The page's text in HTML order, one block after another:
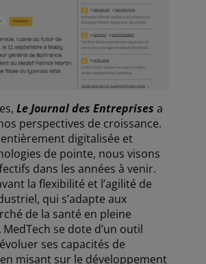
Le Journal des Entreprises a
perspectives de croissance.
digitalisée et
de pointe, nous visons
dans les années à venir.
la flexibilité et l’agilité de
qui s’adapte aux
de la santé en pleine
se dote d’un outil
ses capacités de
misant sur le développement